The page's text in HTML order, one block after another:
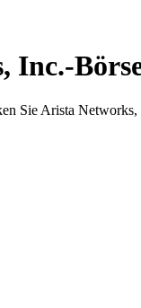
Inc.-
Sie Arista